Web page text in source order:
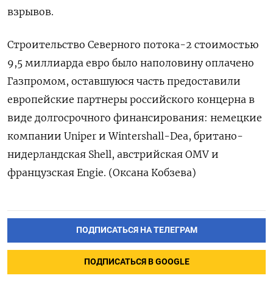
взрывов.
Строительство Северного потока-2 стоимостью
9,5 миллиарда евро было наполовину оплачено
Газпромом, оставшуюся часть предоставили
европейские партнеры российского концерна в
виде долгосрочного финансирования: немецкие
компании Uniper и Wintershall-Dea, британо-
нидерландская Shell, австрийская OMV и
французская Engie. (Оксана Кобзева)
ПОДПИСАТЬСЯ НА ТЕЛЕГРАМ
ПОДПИСАТЬСЯ В GOOGLE